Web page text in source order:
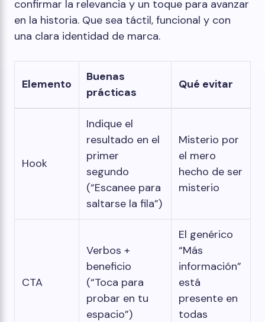
confirmar la relevancia y un toque para avanzar
en la historia. Que sea táctil, funcional y con
una clara identidad de marca.
Elemento
Buenas
prácticas
Qué evitar
Hook
Indique el
resultado en el
primer
segundo
(“Escanee para
saltarse la fila”)
Misterio por
el mero
hecho de ser
misterio
CTA
Verbos +
beneficio
(“Toca para
probar en tu
espacio”)
El genérico
“Más
información”
está
presente en
todas